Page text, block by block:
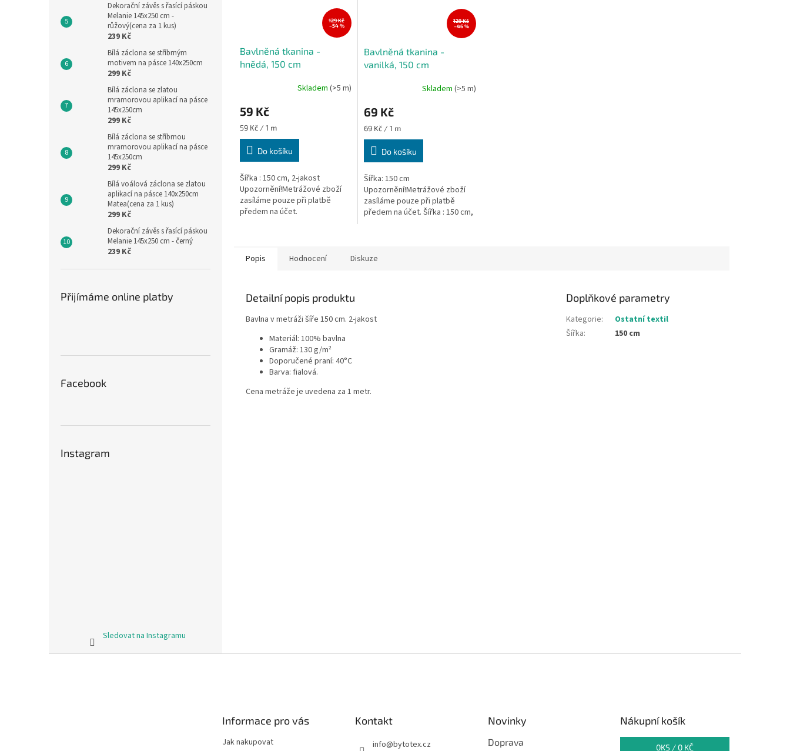
Dekorační závěs s řasící páskou
Melanie 145x250 cm -
růžový(cena za 1 kus)
239 Kč
Bílá záclona se stříbrným
motivem na pásce 140x250cm
299 Kč
Bílá záclona se zlatou
mramorovou aplikací na pásce
145x250cm
299 Kč
Bílá záclona se stříbrnou
mramorovou aplikací na pásce
145x250cm
299 Kč
Bílá voálová záclona se zlatou
aplikací na pásce 140x250cm
Matea(cena za 1 kus)
299 Kč
Dekorační závěs s řasící páskou
Melanie 145x250 cm - černý
239 Kč
Přijímáme online platby
Facebook
Instagram
Sledovat na Instagramu
129 Kč
–54 %
Bavlněná tkanina -
hnědá, 150 cm
Skladem (>5 m)
59 Kč
Měrná
cena:
59 Kč / 1 m
Do košíku
Šířka : 150 cm, 2-jakost
Upozornění!Metrážové zboží
zasíláme pouze při platbě
předem na účet.
129 Kč
–46 %
Bavlněná tkanina -
vanilká, 150 cm
Skladem (>5 m)
69 Kč
Měrná
cena:
69 Kč / 1 m
Do košíku
Šířka: 150 cm
Upozornění!Metrážové zboží
zasíláme pouze při platbě
předem na účet. Šířka : 150 cm,
Popis Hodnocení Diskuze
Detailní popis produktu
Bavlna v metráži šíře 150 cm. 2-jakost
Materiál: 100% bavlna
Gramáž: 130 g/m²
Doporučené praní: 40°C
Barva: fialová.
Cena metráže je uvedena za 1 metr.
Doplňkové parametry
Kategorie:
Ostatní textil
Šířka: 150 cm
Informace pro vás
Jak nakupovat
Kontakt
info@bytotex.cz
Novinky
Doprava
Nákupní košík
0KS / 0 KČ